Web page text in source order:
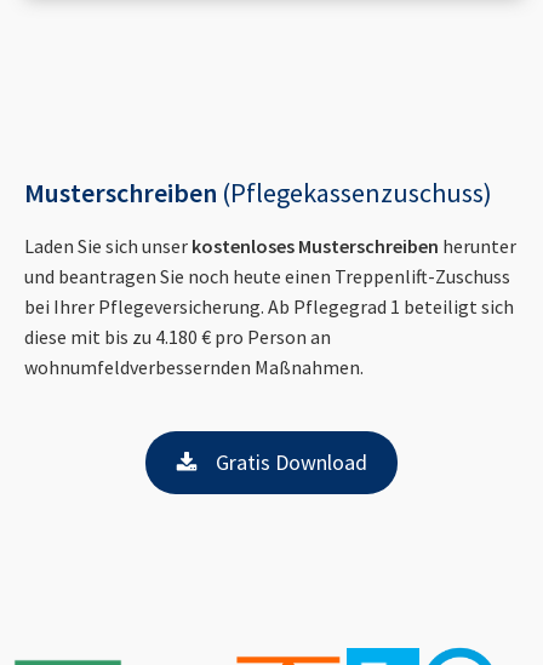
Musterschreiben (Pflegekassenzuschuss)
Laden Sie sich unser kostenloses Musterschreiben herunter
und beantragen Sie noch heute einen Treppenlift-Zuschuss
bei Ihrer Pflegeversicherung. Ab Pflegegrad 1 beteiligt sich
diese mit bis zu 4.180 € pro Person an
wohnumfeldverbessernden Maßnahmen.
Gratis Download